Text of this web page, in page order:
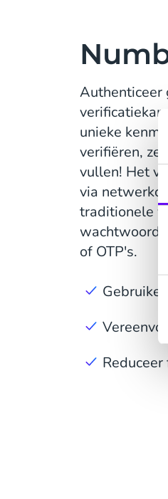
Authenticeer
unieke
verifiëren, ze
vullen! Het
via
traditionele
of OTP's.